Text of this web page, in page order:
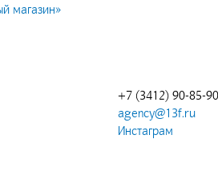
магазин»
+7 (3412) 90-85-90
agency@13f.ru
Инстаграм